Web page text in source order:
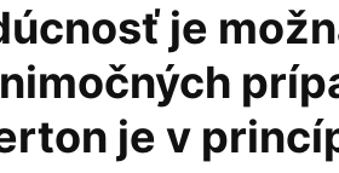
je
je v